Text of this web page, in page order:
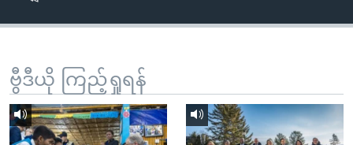
ရှာဖွေ
နေရာ
သို့
ကျော်
ရန်
ဗွီဒီယို ကြည့်ရှုရန်